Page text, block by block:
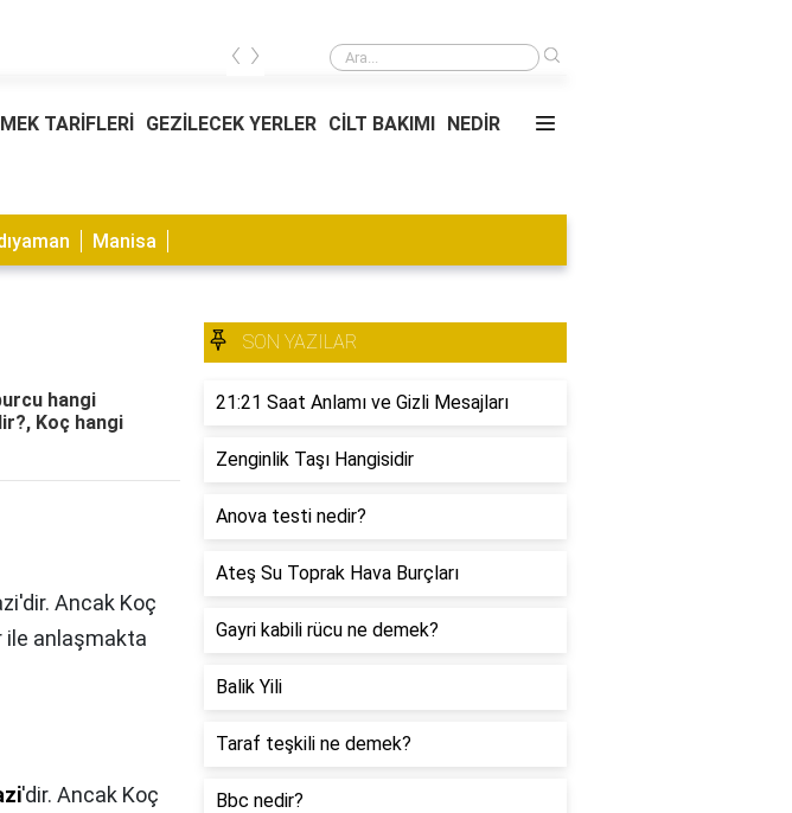
Çelik tava mı granit tava mı?
‹ ›
TARİFLERİ GEZİLECEK YERLER CİLT BAKIMI NEDİR
Manisa
hangi
Koç hangi
Ancak Koç
ile anlaşmakta
'dir. Ancak Koç
SON YAZILAR
21:21 Saat Anlamı ve Gizli Mesajları
Zenginlik Taşı Hangisidir
Anova testi nedir?
Ateş Su Toprak Hava Burçları
Gayri kabili rücu ne demek?
Balik Yili
Taraf teşkili ne demek?
Bbc nedir?